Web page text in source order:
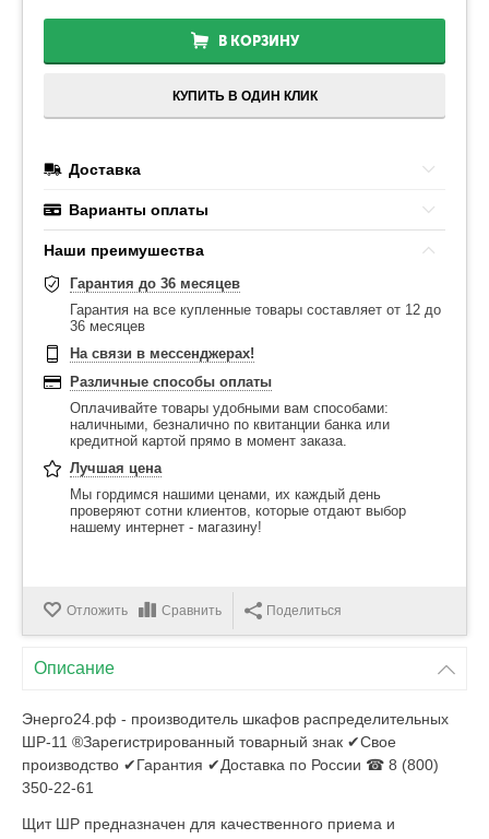
В КОРЗИНУ
КУПИТЬ В ОДИН КЛИК
Доставка
Варианты оплаты
Наши преимушества
Гарантия до 36 месяцев
Гарантия на все купленные товары составляет от 12 до
36 месяцев
На связи в мессенджерах!
Различные способы оплаты
Оплачивайте товары удобными вам способами:
наличными, безналично по квитанции банка или
кредитной картой прямо в момент заказа.
Лучшая цена
Мы гордимся нашими ценами, их каждый день
проверяют сотни клиентов, которые отдают выбор
нашему интернет - магазину!
Отложить Сравнить Поделиться
Описание
Энерго24.рф - производитель шкафов распределительных
ШР-11 ®Зарегистрированный товарный знак ✔Свое
производство ✔Гарантия ✔Доставка по России ☎ 8 (800)
350-22-61
Щит ШР предназначен для качественного приема и